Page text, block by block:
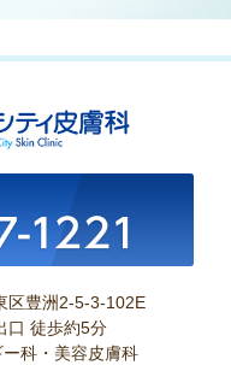
区豊洲2-5-3-102E
口 徒歩約5分
科・美容皮膚科